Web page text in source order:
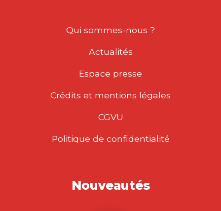
Qui sommes-nous ?
Actualités
Espace presse
Crédits et mentions légales
CGVU
Politique de confidentialité
Nouveautés